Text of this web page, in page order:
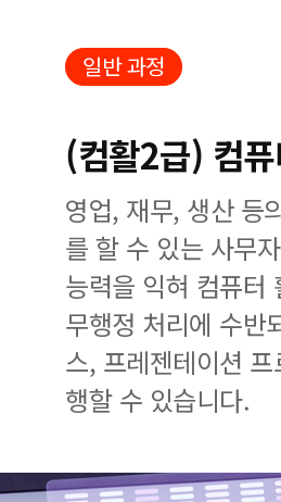
일반 과정
(컴활2급) 컴
영업, 재무, 생산 등
를 할 수 있는 사무
능력을 익혀 컴퓨터
무행정 처리에 수반
스, 프레젠테이션
행할 수 있습니다.